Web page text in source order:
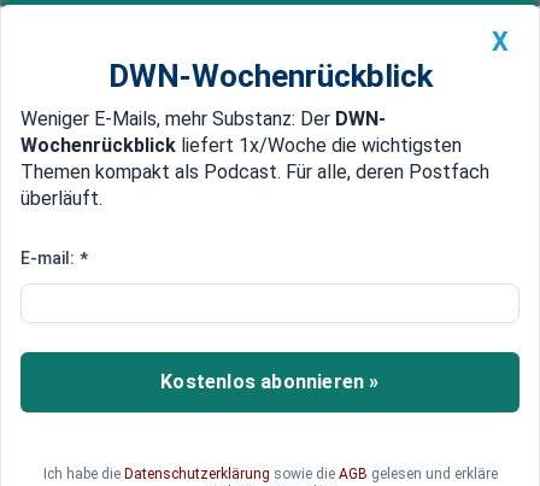
Newsticker MEIN DWN: Geldanlage Premium
Edelmetalle DWN-Magazin China
Zinsdruck wegen Fed
Rendite von Bundesanleihen fällt
auf Rekordtief
Die Rendite der Bundesanleihen mit einer
X
DWN-Wochenrückblick
Weniger E-Mails, mehr Substanz: Der DWN-
Wochenrückblick liefert 1x/Woche die wichtigsten
Themen kompakt als Podcast. Für alle, deren Postfach
überläuft.
E-mail: *
Kostenlos abonnieren »
Ich habe die Datenschutzerklärung sowie die AGB gelesen und erkläre